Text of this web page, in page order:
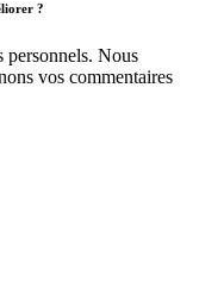
?
personnels. Nous
vos commentaires